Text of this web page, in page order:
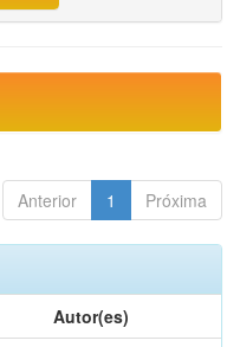
Anterior 1 Próxima
Autor(es)